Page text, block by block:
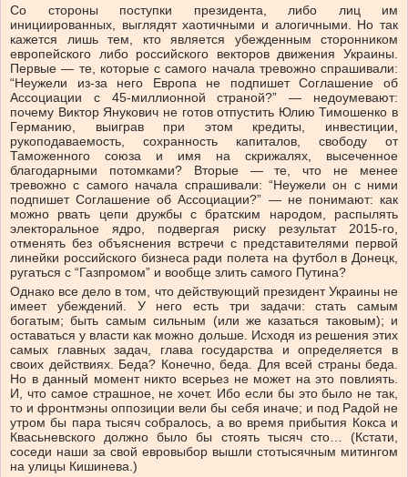
Со стороны поступки президента, либо лиц им
инициированных, выглядят хаотичными и алогичными. Но так
кажется лишь тем, кто является убежденным сторонником
европейского либо российского векторов движения Украины.
Первые — те, которые с самого начала тревожно спрашивали:
“Неужели из-за него Европа не подпишет Соглашение об
Ассоциации с 45-миллионной страной?” — недоумевают:
почему Виктор Янукович не готов отпустить Юлию Тимошенко в
Германию, выиграв при этом кредиты, инвестиции,
рукоподаваемость, сохранность капиталов, свободу от
Таможенного союза и имя на скрижалях, высеченное
благодарными потомками? Вторые — те, что не менее
тревожно с самого начала спрашивали: “Неужели он с ними
подпишет Соглашение об Ассоциации?” — не понимают: как
можно рвать цепи дружбы с братским народом, распылять
электоральное ядро, подвергая риску результат 2015-го,
отменять без объяснения встречи с представителями первой
линейки российского бизнеса ради полета на футбол в Донецк,
ругаться с “Газпромом” и вообще злить самого Путина?
Однако все дело в том, что действующий президент Украины не
имеет убеждений. У него есть три задачи: стать самым
богатым; быть самым сильным (или же казаться таковым); и
оставаться у власти как можно дольше. Исходя из решения этих
самых главных задач, глава государства и определяется в
своих действиях. Беда? Конечно, беда. Для всей страны беда.
Но в данный момент никто всерьез не может на это повлиять.
И, что самое страшное, не хочет. Ибо если бы это было не так,
то и фронтмэны оппозиции вели бы себя иначе; и под Радой не
утром бы пара тысяч собралось, а во время прибытия Кокса и
Квасьневского должно было бы стоять тысяч сто… (Кстати,
соседи наши за свой евровыбор вышли стотысячным митингом
на улицы Кишинева.)